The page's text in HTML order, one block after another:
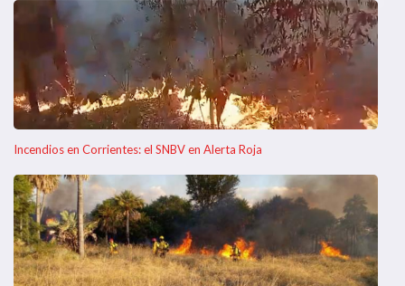
Incendios en Corrientes: el SNBV en Alerta Roja